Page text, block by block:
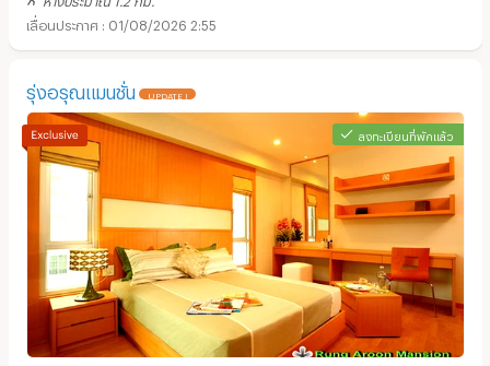
01/08/2026 2:55
รุ่งอรุณแมนชั่น UPDATE !
ลงทะเบียนที่พักแล้ว